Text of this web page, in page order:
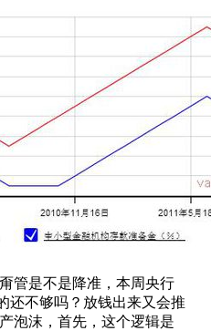
管是不是降准，本周央行
还不够吗？放钱出来又会推
泡沫，首先，这个逻辑是